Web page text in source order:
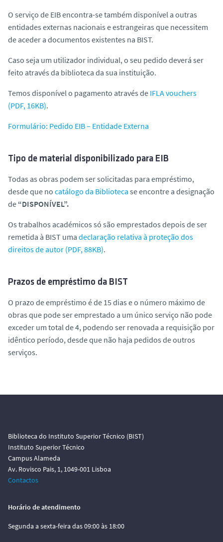
O serviço de EIB encontra-se também disponível a outras
entidades externas nacionais e estrangeiras que necessitem
de aceder a documentos existentes na BIST.
Caso seja um utilizador individual, o seu pedido deverá ser
feito através da biblioteca da sua instituição.
Temos disponível o pagamento através de IFLA vouchers
(PDF, 16KB).
Formulário: Pedido EIB – Entidade Externa
Tipo de material disponibilizado para EIB
Todas as obras podem ser solicitadas para empréstimo,
desde que no catálogo da Biblioteca se encontre a designação
de “DISPONÍVEL”.
Os trabalhos académicos só são emprestados depois de ser
remetida à BIST uma declaração relativa à proteção dos
direitos de autor (PDF, 88KB).
Prazos de empréstimo da BIST
O prazo de empréstimo é de 15 dias e o número máximo de
obras que pode ser emprestado a um único serviço não pode
exceder um total de 4, podendo ser renovada a requisição por
idêntico período, desde que não haja pedidos de outros
serviços.
Biblioteca do Instituto Superior Técnico (BIST)
Instituto Superior Técnico
Campus Alameda
Av. Rovisco Pais, 1, 1049-001 Lisboa
Contactos
Horário de atendimento
Segunda a sexta-feira das 09:00 às 18:00